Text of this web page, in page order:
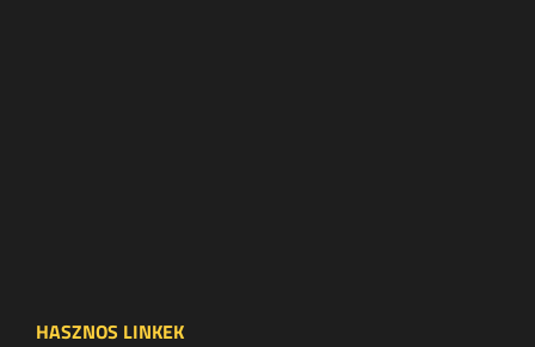
HASZNOS LINKEK